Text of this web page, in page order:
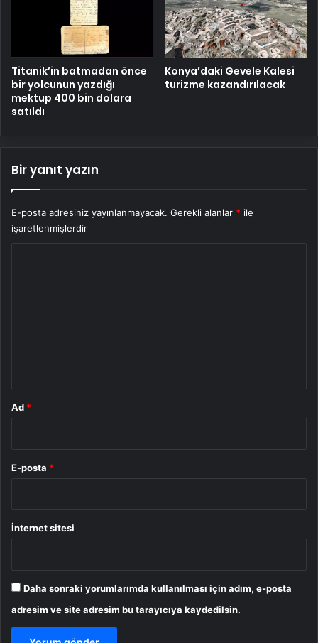
Titanik’in batmadan önce
bir yolcunun yazdığı
mektup 400 bin dolara
satıldı
Konya’daki Gevele Kalesi
turizme kazandırılacak
Bir yanıt yazın
E-posta adresiniz yayınlanmayacak. Gerekli alanlar * ile
işaretlenmişlerdir
Ad *
E-posta *
İnternet sitesi
Daha sonraki yorumlarımda kullanılması için adım, e-posta
adresim ve site adresim bu tarayıcıya kaydedilsin.